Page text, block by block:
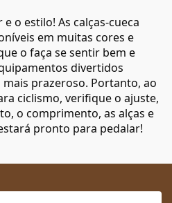
o estilo! As calças-cueca
em muitas cores e
o faça se sentir bem e
divertidos
prazeroso. Portanto, ao
ciclismo, verifique o ajuste,
o comprimento, as alças e
pronto para pedalar!